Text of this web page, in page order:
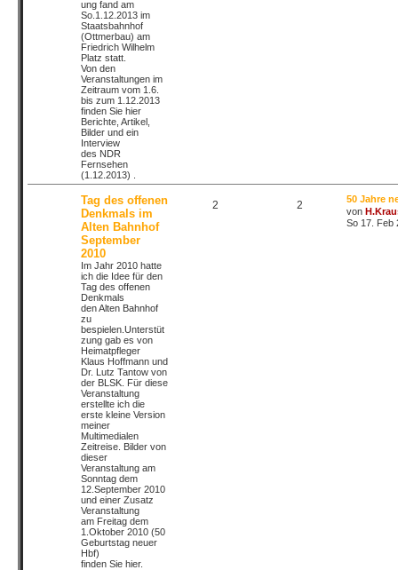
ung fand am
So.1.12.2013 im
Staatsbahnhof
(Ottmerbau) am
Friedrich Wilhelm
Platz statt.
Von den
Veranstaltungen im
Zeitraum vom 1.6.
bis zum 1.12.2013
finden Sie hier
Berichte, Artikel,
Bilder und ein
Interview
des NDR
Fernsehen
(1.12.2013) .
Tag des offenen
Denkmals im
Alten Bahnhof
September
2010
Im Jahr 2010 hatte
ich die Idee für den
Tag des offenen
Denkmals
den Alten Bahnhof
zu
bespielen.Unterstüt
zung gab es von
Heimatpfleger
Klaus Hoffmann und
Dr. Lutz Tantow von
der BLSK. Für diese
Veranstaltung
erstellte ich die
erste kleine Version
meiner
Multimedialen
Zeitreise. Bilder von
dieser
Veranstaltung am
Sonntag dem
12.September 2010
und einer Zusatz
Veranstaltung
am Freitag dem
1.Oktober 2010 (50
Geburtstag neuer
Hbf)
finden Sie hier.
2 2
50 Jahre
von
So 17. Feb